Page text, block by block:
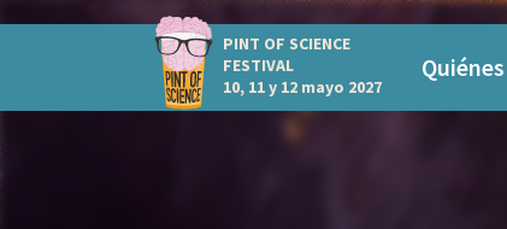
PINT OF SCIENCE
FESTIVAL
10, 11 y 12 mayo 2027